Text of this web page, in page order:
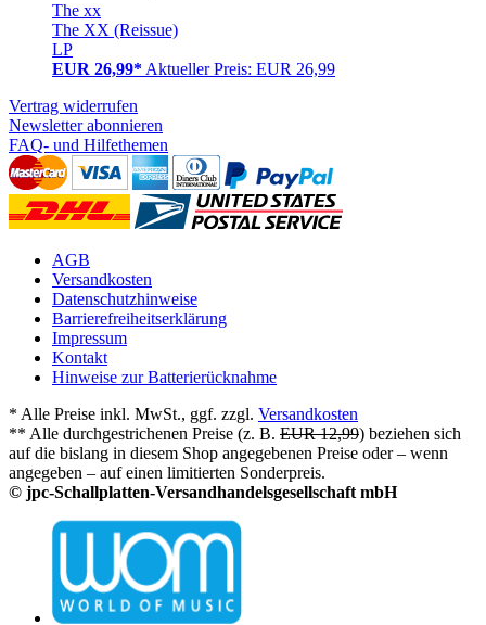
The xx
The XX (Reissue)
LP
EUR 26,99* Aktueller Preis: EUR 26,99
Vertrag widerrufen
Newsletter abonnieren
FAQ- und Hilfethemen
AGB
Versandkosten
Datenschutzhinweise
Barrierefreiheitserklärung
Impressum
Kontakt
Hinweise zur Batterierücknahme
* Alle Preise inkl. MwSt., ggf. zzgl. Versandkosten
** Alle durchgestrichenen Preise (z. B. EUR 12,99) beziehen sich
auf die bislang in diesem Shop angegebenen Preise oder – wenn
angegeben – auf einen limitierten Sonderpreis.
© jpc-Schallplatten-Versandhandelsgesellschaft mbH